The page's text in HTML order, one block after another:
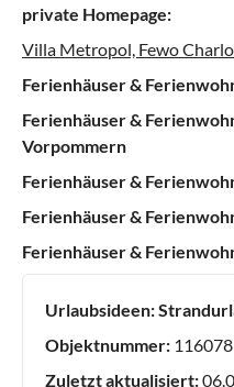
private Homepage:
Villa Metropol, Fewo
Ferienhäuser &
Ferienhäuser &
Vorpommern
Ferienhäuser &
Ferienhäuser &
Ferienhäuser &
Urlaubsideen:
Objektnummer: 116078
Zuletzt aktualisiert: